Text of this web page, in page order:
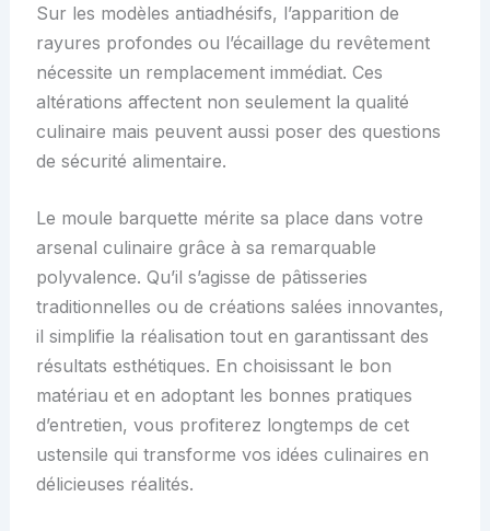
Sur les modèles antiadhésifs, l’apparition de
rayures profondes ou l’écaillage du revêtement
nécessite un remplacement immédiat. Ces
altérations affectent non seulement la qualité
culinaire mais peuvent aussi poser des questions
de sécurité alimentaire.
Le moule barquette mérite sa place dans votre
arsenal culinaire grâce à sa remarquable
polyvalence. Qu’il s’agisse de pâtisseries
traditionnelles ou de créations salées innovantes,
il simplifie la réalisation tout en garantissant des
résultats esthétiques. En choisissant le bon
matériau et en adoptant les bonnes pratiques
d’entretien, vous profiterez longtemps de cet
ustensile qui transforme vos idées culinaires en
délicieuses réalités.